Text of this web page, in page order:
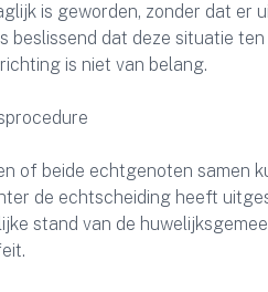
is geworden, zonder dat
beslissend dat deze situatie
is niet van belang.
of beide echtgenoten samen
de echtscheiding heeft
stand van de